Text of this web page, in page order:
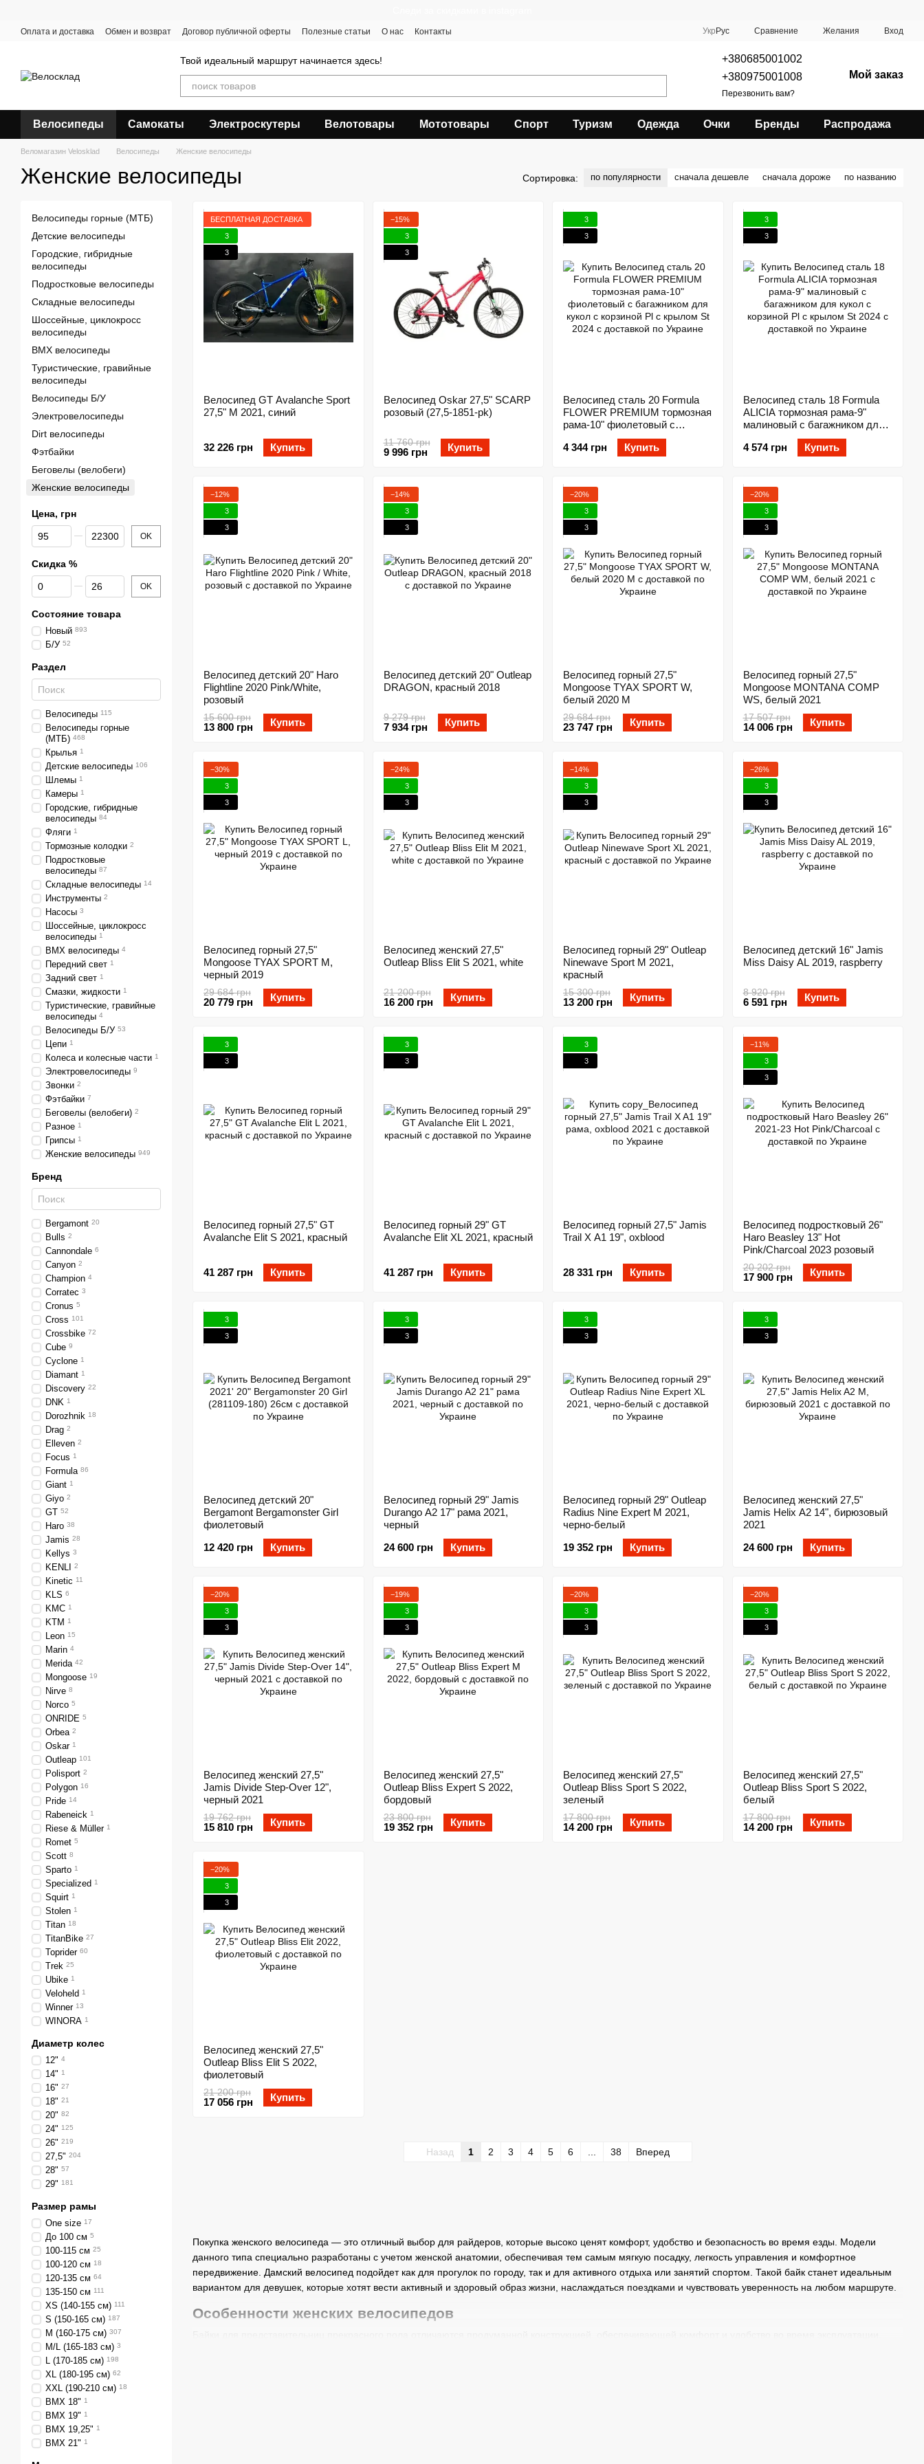
Оплата и доставка Обмен и возврат Договор публичной оферты Полезные статьи О нас Контакты Укр Рус Сравнение Желания Вход
Твой идеальный маршрут начинается здесь!
+380685001002
+380975001008
Перезвонить вам?
Мой заказ
Велосипеды Самокаты Электроскутеры Велотовары Мототовары Спорт Туризм Одежда Очки Бренды Распродажа
Веломагазин Velosklad Велосипеды Женские велосипеды
Женские велосипеды Сортировка: по популярности сначала дешевле сначала дороже по названию
Покупка женского велосипеда — это отличный выбор для райдеров, которые высоко ценят комфорт, удобство и безопасность во время езды. Модели
данного типа специально разработаны с учетом женской анатомии, обеспечивая тем самым мягкую посадку, легкость управления и комфортное
передвижение. Дамский велосипед подойдет как для прогулок по городу, так и для активного отдыха или занятий спортом. Такой байк станет идеальным
вариантом для девушек, которые хотят вести активный и здоровый образ жизни, наслаждаться поездками и чувствовать уверенность на любом маршруте.
Особенности женских велосипедов
БЕСПЛАТНАЯ ДОСТАВКА
3
3
Велосипед GT Avalanche Sport
27,5" M 2021, синий
32 226 грн Купить
−15%
3
3
Велосипед Oskar 27,5" SCARP
розовый (27,5-1851-pk)
11 760 грн
9 996 грн Купить
3
3
Велосипед сталь 20 Formula
FLOWER PREMIUM тормозная
рама-10" фиолетовый с
багажником для кукол с
корзиной Pl с крылом St 2024
4 344 грн Купить
3
3
Велосипед сталь 18 Formula
ALICIA тормозная рама-9"
малиновый с багажником для
кукол с корзиной Pl с крылом
St 2024
4 574 грн Купить
−12%
3
3
Велосипед детский 20" Haro
Flightline 2020 Pink/White,
розовый
15 600 грн
13 800 грн Купить
−14%
3
3
Велосипед детский 20" Outleap
DRAGON, красный 2018
9 279 грн
7 934 грн Купить
−20%
3
3
Велосипед горный 27,5"
Mongoose TYAX SPORT W,
белый 2020 M
29 684 грн
23 747 грн Купить
−20%
3
3
Велосипед горный 27,5"
Mongoose MONTANA COMP
WS, белый 2021
17 507 грн
14 006 грн Купить
−30%
3
3
Велосипед горный 27,5"
Mongoose TYAX SPORT M,
черный 2019
29 684 грн
20 779 грн Купить
−24%
3
3
Велосипед женский 27,5"
Outleap Bliss Elit S 2021, white
21 200 грн
16 200 грн Купить
−14%
3
3
Велосипед горный 29" Outleap
Ninewave Sport M 2021,
красный
15 300 грн
13 200 грн Купить
−26%
3
3
Велосипед детский 16" Jamis
Miss Daisy AL 2019, raspberry
8 920 грн
6 591 грн Купить
3
3
Велосипед горный 27,5" GT
Avalanche Elit S 2021, красный
41 287 грн Купить
3
3
Велосипед горный 29" GT
Avalanche Elit XL 2021, красный
41 287 грн Купить
3
3
Велосипед горный 27,5" Jamis
Trail X A1 19", oxblood
28 331 грн Купить
−11%
3
3
Велосипед подростковый 26"
Haro Beasley 13" Hot
Pink/Charcoal 2023 розовый
20 202 грн
17 900 грн Купить
3
3
Велосипед детский 20"
Bergamont Bergamonster Girl
фиолетовый
12 420 грн
Купить
3
3
Велосипед горный 29" Jamis
Durango A2 17" рама 2021,
черный
24 600 грн
Купить
3
3
Велосипед горный 29" Outleap
Radius Nine Expert M 2021,
черно-белый
19 352 грн
Купить
3
3
Велосипед женский 27,5"
Jamis Helix A2 14", бирюзовый
2021
24 600 грн
Купить
−20%
3
3
Велосипед женский 27,5"
Jamis Divide Step-Over 12",
черный 2021
19 762 грн
15 810 грн Купить
−19%
3
3
Велосипед женский 27,5"
Outleap Bliss Expert S 2022,
бордовый
23 800 грн
19 352 грн Купить
−20%
3
3
Велосипед женский 27,5"
Outleap Bliss Sport S 2022,
зеленый
17 800 грн
14 200 грн Купить
−20%
3
3
Велосипед женский 27,5"
Outleap Bliss Sport S 2022,
белый
17 800 грн
14 200 грн Купить
−20%
3
3
Велосипед женский 27,5"
Outleap Bliss Elit S 2022,
фиолетовый
21 200 грн
17 056 грн Купить
Назад 1 2 3 4 5 6 38 Вперед
Велосипеды горные (МТБ)
Детские велосипеды
Городские, гибридные
велосипеды
Подростковые велосипеды
Складные велосипеды
Шоссейные, циклокросс
велосипеды
BMX велосипеды
Туристические, гравийные
велосипеды
Велосипеды Б/У
Электровелосипеды
Dirt велосипеды
Фэтбайки
Беговелы (велобеги)
Женские велосипеды
Цена, грн
От Цена, грн
До Цена, грн OK
Скидка %
От Скидка %
До Скидка % OK
Состояние товара
Новый 893
Б/У 52
Раздел
Велосипеды 115
Велосипеды горные
(МТБ) 468
Крылья 1
Детские велосипеды 106
Шлемы 1
Камеры 1
Городские, гибридные
велосипеды 84
Фляги 1
Тормозные колодки 2
Подростковые
велосипеды 87
Складные велосипеды 14
Инструменты 2
Насосы 3
Шоссейные, циклокросс
велосипеды 1
BMX велосипеды 4
Передний свет 1
Задний свет 1
Смазки, жидкости 1
Туристические, гравийные
велосипеды 4
Велосипеды Б/У 53
Цепи 1
Колеса и колесные части 1
Электровелосипеды 9
Звонки 2
Фэтбайки 7
Беговелы (велобеги) 2
Разное 1
Грипсы 1
Женские велосипеды 949
Бренд
Bergamont 20
Bulls 2
Cannondale 6
Canyon 2
Champion 4
Corratec 3
Cronus 5
Cross 101
Crossbike 72
Cube 9
Cyclone 1
Diamant 1
Discovery 22
DNK 1
Dorozhnik 18
Drag 2
Elleven 2
Focus 1
Formula 86
Giant 1
Giyo 2
GT 52
Haro 38
Jamis 28
Kellys 3
KENLI 2
Kinetic 11
KLS 6
KMC 1
KTM 1
Leon 15
Marin 4
Merida 42
Mongoose 19
Nirve 8
Norco 5
ONRIDE 5
Orbea 2
Oskar 1
Outleap 101
Polisport 2
Polygon 16
Pride 14
Rabeneick 1
Riese & Müller 1
Romet 5
Scott 8
Sparto 1
Specialized 1
Squirt 1
Stolen 1
Titan 18
TitanBike 27
Toprider 60
Trek 25
Ubike 1
Veloheld 1
Winner 13
WINORA 1
Диаметр колес
12" 4
14" 1
16" 27
18" 21
20" 82
24" 125
26" 219
27,5" 204
28" 57
29" 181
Размер рамы
One size 17
До 100 см 5
100-115 см 25
100-120 см 18
120-135 см 64
135-150 см 111
XS (140-155 см) 111
S (150-165 см) 187
M (160-175 см) 307
M/L (165-183 см) 3
L (170-185 см) 198
XL (180-195 см) 62
XXL (190-210 см) 18
BMX 18" 1
BMX 19" 1
BMX 19,25" 1
BMX 21" 1